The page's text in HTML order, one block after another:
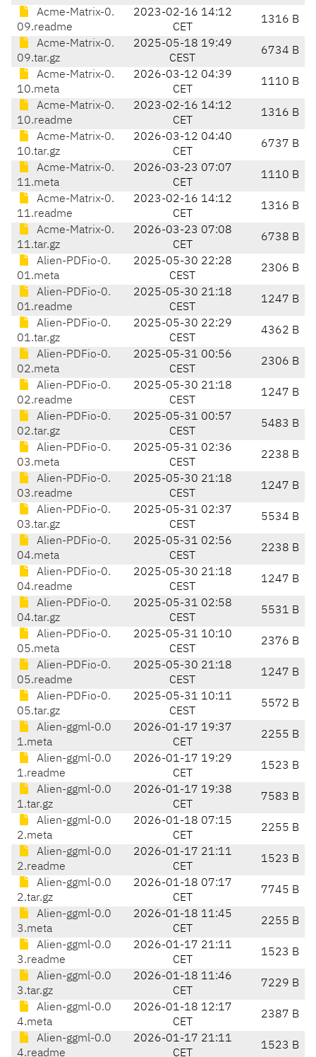
Acme-Matrix-0.
09.readme
2023-02-16 14:12
CET
1316 B
Acme-Matrix-0.
09.tar.gz
2025-05-18 19:49
CEST
6734 B
Acme-Matrix-0.
10.meta
2026-03-12 04:39
CET
1110 B
Acme-Matrix-0.
10.readme
2023-02-16 14:12
CET
1316 B
Acme-Matrix-0.
10.tar.gz
2026-03-12 04:40
CET
6737 B
Acme-Matrix-0.
11.meta
2026-03-23 07:07
CET
1110 B
Acme-Matrix-0.
11.readme
2023-02-16 14:12
CET
1316 B
Acme-Matrix-0.
11.tar.gz
2026-03-23 07:08
CET
6738 B
Alien-PDFio-0.
01.meta
2025-05-30 22:28
CEST
2306 B
Alien-PDFio-0.
01.readme
2025-05-30 21:18
CEST
1247 B
Alien-PDFio-0.
01.tar.gz
2025-05-30 22:29
CEST
4362 B
Alien-PDFio-0.
02.meta
2025-05-31 00:56
CEST
2306 B
Alien-PDFio-0.
02.readme
2025-05-30 21:18
CEST
1247 B
Alien-PDFio-0.
02.tar.gz
2025-05-31 00:57
CEST
5483 B
Alien-PDFio-0.
03.meta
2025-05-31 02:36
CEST
2238 B
Alien-PDFio-0.
03.readme
2025-05-30 21:18
CEST
1247 B
Alien-PDFio-0.
03.tar.gz
2025-05-31 02:37
CEST
5534 B
Alien-PDFio-0.
04.meta
2025-05-31 02:56
CEST
2238 B
Alien-PDFio-0.
04.readme
2025-05-30 21:18
CEST
1247 B
Alien-PDFio-0.
04.tar.gz
2025-05-31 02:58
CEST
5531 B
Alien-PDFio-0.
05.meta
2025-05-31 10:10
CEST
2376 B
Alien-PDFio-0.
05.readme
2025-05-30 21:18
CEST
1247 B
Alien-PDFio-0.
05.tar.gz
2025-05-31 10:11
CEST
5572 B
Alien-ggml-0.0
1.meta
2026-01-17 19:37
CET
2255 B
Alien-ggml-0.0
1.readme
2026-01-17 19:29
CET
1523 B
Alien-ggml-0.0
1.tar.gz
2026-01-17 19:38
CET
7583 B
Alien-ggml-0.0
2.meta
2026-01-18 07:15
CET
2255 B
Alien-ggml-0.0
2.readme
2026-01-17 21:11
CET
1523 B
Alien-ggml-0.0
2.tar.gz
2026-01-18 07:17
CET
7745 B
Alien-ggml-0.0
3.meta
2026-01-18 11:45
CET
2255 B
Alien-ggml-0.0
3.readme
2026-01-17 21:11
CET
1523 B
Alien-ggml-0.0
3.tar.gz
2026-01-18 11:46
CET
7229 B
Alien-ggml-0.0
4.meta
2026-01-18 12:17
CET
2387 B
Alien-ggml-0.0
4.readme
2026-01-17 21:11
CET
1523 B